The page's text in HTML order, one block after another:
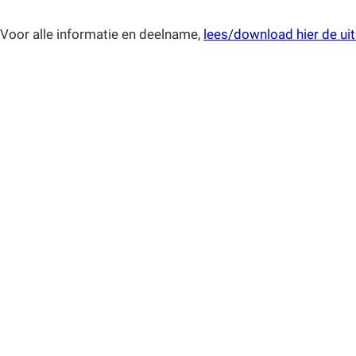
Voor alle informatie en deelname, lees/download hier de